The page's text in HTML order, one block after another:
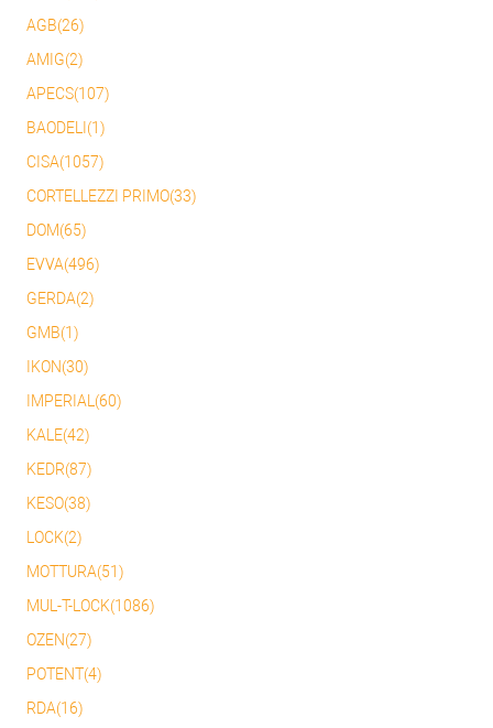
AGB(26)
AMIG(2)
APECS(107)
BAODELI(1)
CISA(1057)
CORTELLEZZI PRIMO(33)
DOM(65)
EVVA(496)
GERDA(2)
GMB(1)
IKON(30)
IMPERIAL(60)
KALE(42)
KEDR(87)
KESO(38)
LOCK(2)
MOTTURA(51)
MUL-T-LOCK(1086)
OZEN(27)
POTENT(4)
RDA(16)